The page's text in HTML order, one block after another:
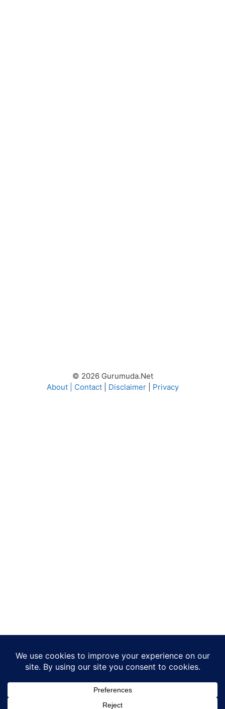
© 2026 Gurumuda.Net
About
Contact| Disclaimer| Privacy